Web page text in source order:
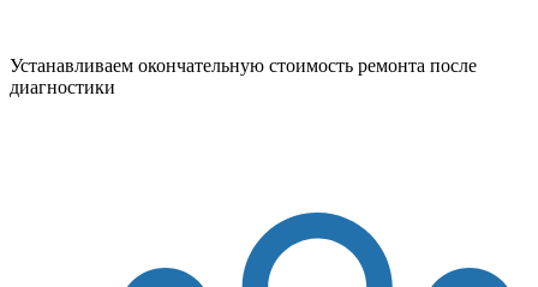
Устанавливаем окончательную стоимость ремонта после
диагностики